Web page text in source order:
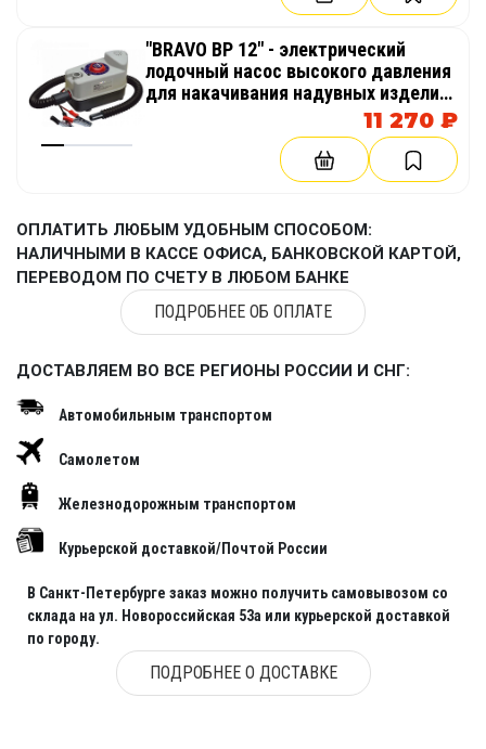
"BRAVO BP 12" - электрический
лодочный насос высокого давления
для накачивания надувных изделий
из AirDeck (воздушная палуба), SUP
(гребля на доске стоя)
11 270 ₽
ОПЛАТИТЬ ЛЮБЫМ УДОБНЫМ СПОСОБОМ:
НАЛИЧНЫМИ В КАССЕ ОФИСА, БАНКОВСКОЙ КАРТОЙ,
ПЕРЕВОДОМ ПО СЧЕТУ В ЛЮБОМ БАНКЕ
ПОДРОБНЕЕ ОБ ОПЛАТЕ
ДОСТАВЛЯЕМ ВО ВСЕ РЕГИОНЫ РОССИИ И СНГ:
Автомобильным транспортом
Самолетом
Железнодорожным транспортом
Курьерской доставкой/Почтой России
В Санкт-Петербурге заказ можно получить самовывозом со
склада на ул. Новороссийская 53а или курьерской доставкой
по городу.
ПОДРОБНЕЕ О ДОСТАВКЕ